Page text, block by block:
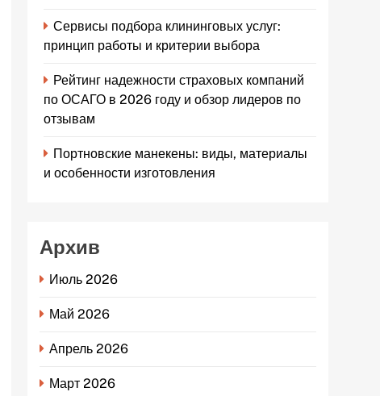
Сервисы подбора клининговых услуг:
принцип работы и критерии выбора
Рейтинг надежности страховых компаний
по ОСАГО в 2026 году и обзор лидеров по
отзывам
Портновские манекены: виды, материалы
и особенности изготовления
Архив
Июль 2026
Май 2026
Апрель 2026
Март 2026